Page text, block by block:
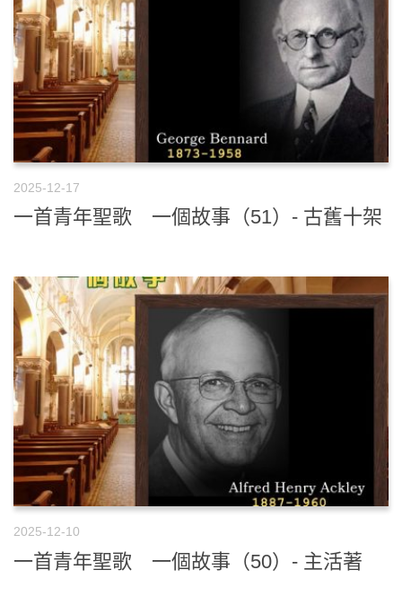
2025-12-17
一首青年聖歌 一個故事（51）- 古舊十架
2025-12-10
一首青年聖歌 一個故事（50）- 主活著